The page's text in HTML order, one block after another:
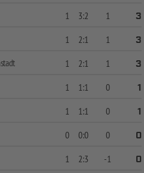
1 3:2 1
3
1 2:1 1
3
1 2:1 1
3
1 1:1 0
1
1 1:1 0
1
0 0:0 0
0
1 2:3 -1
0